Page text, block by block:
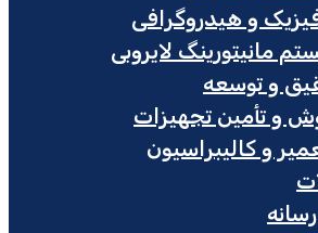
و هیدروگرافی
مانیتورینگ لایروبی
و توسعه
و تأمین تجهیزات
و کالیبراسیون